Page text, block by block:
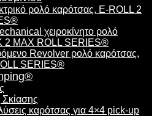
ρολό καρότσας, E-ROLL 2
χειροκίνητο ρολό
2 MAX ROLL SERIES®
Revolver ρολό καρότσας,
SERIES®
Σκίασης
καρότσας για 4×4 pick-up